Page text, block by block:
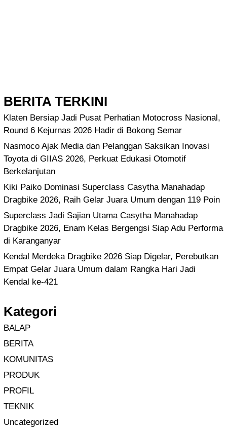
BERITA TERKINI
Klaten Bersiap Jadi Pusat Perhatian Motocross Nasional,
Round 6 Kejurnas 2026 Hadir di Bokong Semar
Nasmoco Ajak Media dan Pelanggan Saksikan Inovasi
Toyota di GIIAS 2026, Perkuat Edukasi Otomotif
Berkelanjutan
Kiki Paiko Dominasi Superclass Casytha Manahadap
Dragbike 2026, Raih Gelar Juara Umum dengan 119 Poin
Superclass Jadi Sajian Utama Casytha Manahadap
Dragbike 2026, Enam Kelas Bergengsi Siap Adu Performa
di Karanganyar
Kendal Merdeka Dragbike 2026 Siap Digelar, Perebutkan
Empat Gelar Juara Umum dalam Rangka Hari Jadi
Kendal ke-421
Kategori
BALAP
BERITA
KOMUNITAS
PRODUK
PROFIL
TEKNIK
Uncategorized